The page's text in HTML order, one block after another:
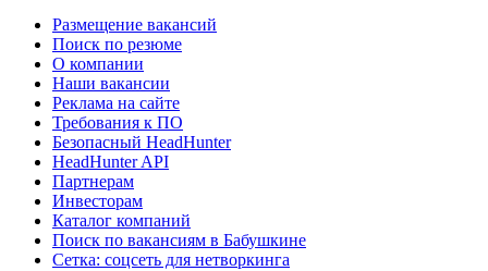
Размещение вакансий
Поиск по резюме
О компании
Наши вакансии
Реклама на сайте
Требования к ПО
Безопасный HeadHunter
HeadHunter API
Партнерам
Инвесторам
Каталог компаний
Поиск по вакансиям в Бабушкине
Сетка: соцсеть для нетворкинга